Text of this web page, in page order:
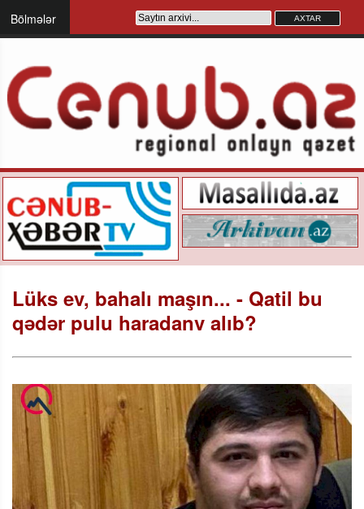
Bölmələr
Lüks ev, bahalı maşın... - Qatil bu
qədər pulu haradanv alıb?